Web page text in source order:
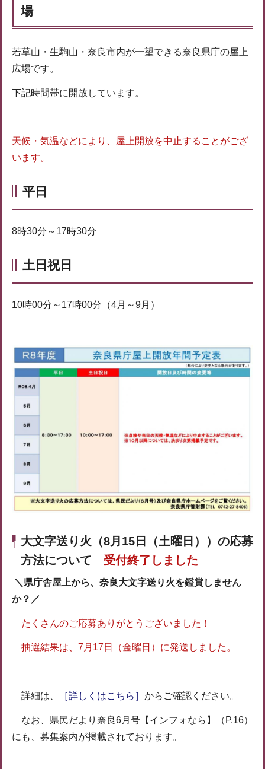
場
若草山・生駒山・奈良市内が一望できる奈良県庁の屋上
広場です。
下記時間帯に開放しています。
天候・気温などにより、屋上開放を中止することがござ
います。
平日
8時30分～17時30分
土日祝日
10時00分～17時00分（4月～9月）
大文字送り火（8月15日（土曜日））の応募
方法について 受付終了しました
＼県庁舎屋上から、奈良大文字送り火を鑑賞しません
か？／
たくさんのご応募ありがとうございました！
抽選結果は、7月17日（金曜日）に発送しました。
詳細は、 ［詳しくはこちら］ からご確認ください。
なお、県民だより奈良6月号【インフォなら】（P.16）
にも、募集案内が掲載されております。